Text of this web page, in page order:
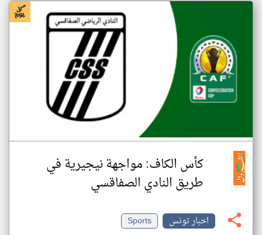
كأس الكاف: مواجهة نيجيرية في
طريق النادي الصفاقسي
اخبار تونس
Sports